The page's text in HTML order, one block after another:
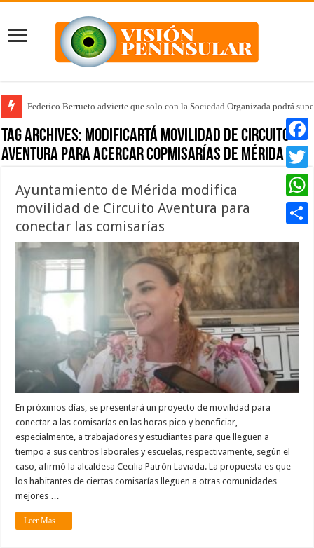
Federico Berrueto advierte que solo con la Sociedad Organizada podrá
Tag Archives: modificartá movilidad de Circuito
Aventura para acercar copmisarías de Mérida
Ayuntamiento de Mérida modifica
movilidad de Circuito Aventura para
conectar las comisarías
En próximos días, se presentará un proyecto de movilidad para
conectar a las comisarías en las horas pico y beneficiar,
especialmente, a trabajadores y estudiantes para que lleguen a
tiempo a sus centros laborales y escuelas, respectivamente, según el
caso, afirmó la alcaldesa Cecilia Patrón Laviada. La propuesta es que
los habitantes de ciertas comisarías lleguen a otras comunidades
mejores …
Leer Mas ...
Twitter